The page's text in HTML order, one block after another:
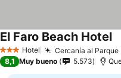
3 Estrellas
Hotel Cercanía al
El Faro Beach Hotel
8,1 Muy bueno 5.573